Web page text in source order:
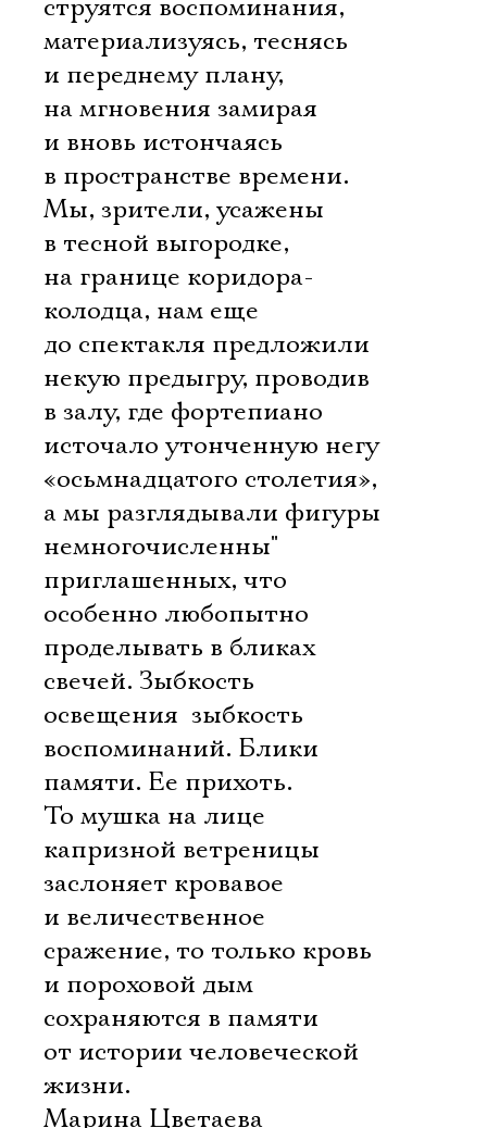
струятся воспоминания,
материализуясь, теснясь
и переднему плану,
на мгновения замирая
и вновь истончаясь
в пространстве времени.
Мы, зрители, усажены
в тесной выгородке,
на границе коридора-
колодца, нам еще
до спектакля предложили
некую предыгру, проводив
в залу, где фортепиано
источало утонченную негу
«осьмнадцатого столетия»,
а мы разглядывали фигуры
немногочисленны"
приглашенных, что
особенно любопытно
проделывать в бликах
свечей. Зыбкость
освещения  зыбкость
воспоминаний. Блики
памяти. Ее прихоть.
То мушка на лице
капризной ветреницы
заслоняет кровавое
и величественное
сражение, то только кровь
и пороховой дым
сохраняются в памяти
от истории человеческой
жизни.
Марина Цветаева